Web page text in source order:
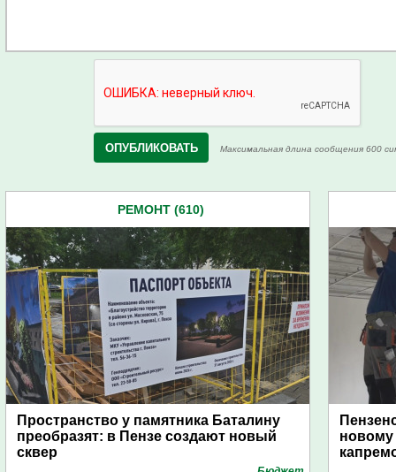
Максимальная длина сообщения 600
РЕМОНТ (610)
Пространство у памятника Баталину
преобразят: в Пензе создают новый
сквер
новому